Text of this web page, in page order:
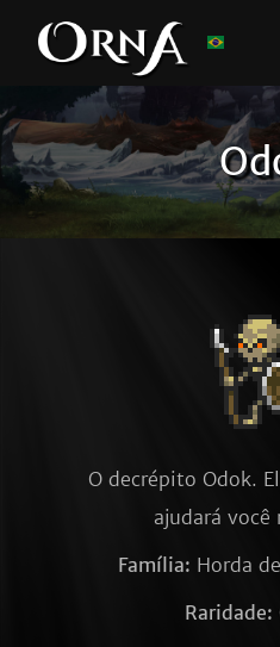
O decrépito Odok.
ajudará você
Família: Horda
Raridade: